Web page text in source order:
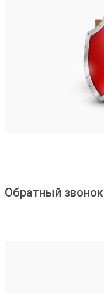
Обратный звонок